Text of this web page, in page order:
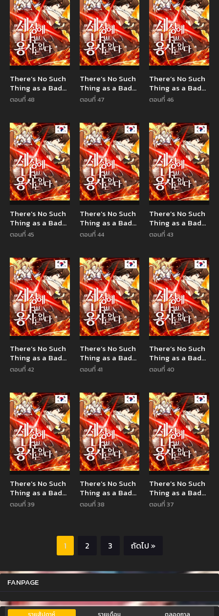
There’s No Such
Thing as a Bad
Hero in the
ตอนที่ 48
There’s No Such
Thing as a Bad
Hero in the
ตอนที่ 47
There’s No Such
Thing as a Bad
Hero in the
ตอนที่ 46
Manhwa
There’s No Such
Thing as a Bad
Hero in the
ตอนที่ 45
Manhwa
There’s No Such
Thing as a Bad
Hero in the
ตอนที่ 44
There’s No Such
Thing as a Bad
Hero in the
ตอนที่ 43
Manhwa
There’s No Such
Thing as a Bad
Hero in the
ตอนที่ 42
Manhwa
There’s No Such
Thing as a Bad
Hero in the
ตอนที่ 41
There’s No Such
Thing as a Bad
Hero in the
ตอนที่ 40
Manhwa
There’s No Such
Thing as a Bad
Hero in the
ตอนที่ 39
Manhwa
There’s No Such
Thing as a Bad
Hero in the
ตอนที่ 38
There’s No Such
Thing as a Bad
Hero in the
ตอนที่ 37
1 2 3 ถัดไป »
FANPAGE